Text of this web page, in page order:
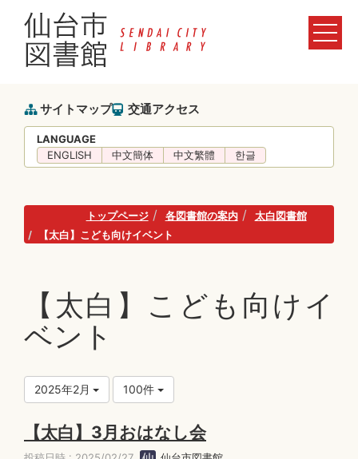
サイトマップ 交通アクセス
LANGUAGE
ENGLISH
中文簡体 中文繁體 한글
トップページ 各図書館の案内
太白図書館
【太白】こども向けイベント
【太白】こども向けイ
ベント
2025年2月 100件
【太白】3月おはなし会